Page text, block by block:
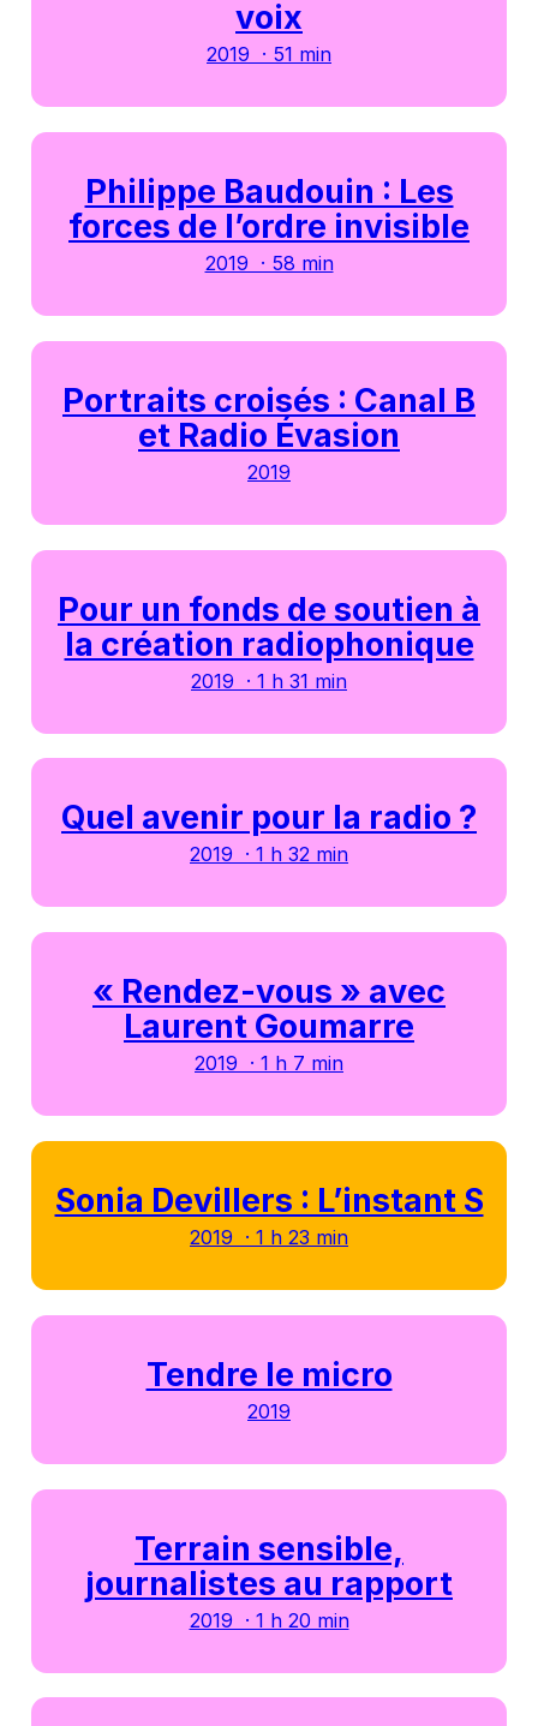
voix
2019 · 51 min
Philippe Baudouin : Les
forces de l’ordre invisible
2019 · 58 min
Portraits croisés : Canal B
et Radio Évasion
2019
Pour un fonds de soutien à
la création radiophonique
2019 · 1 h 31 min
Quel avenir pour la radio ?
2019 · 1 h 32 min
« Rendez-vous » avec
Laurent Goumarre
2019 · 1 h 7 min
Sonia Devillers : L’instant S
2019 · 1 h 23 min
Tendre le micro
2019
Terrain sensible,
journalistes au rapport
2019 · 1 h 20 min